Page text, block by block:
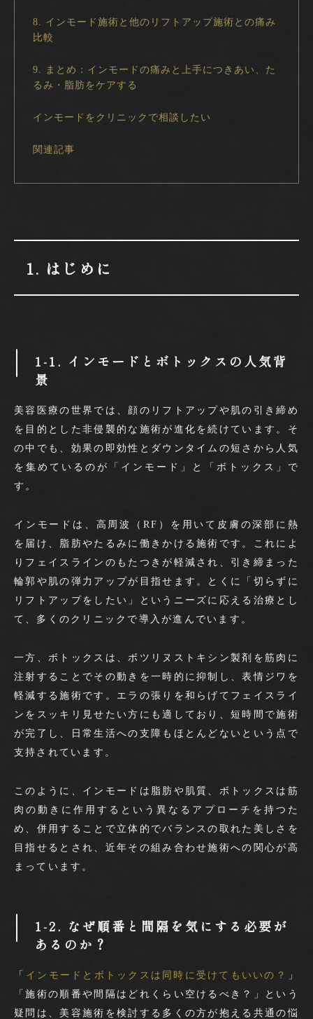
8. インモード施術と他のリフトアップ施術との痛み
比較
9. まとめ：インモードの痛みと上手につきあい、た
るみ・脂肪をケアする
インモードをクリニックで相談したい
関連記事
1. はじめに
1-1. インモードとボトックスの人気背
景
美容医療の世界では、顔のリフトアップや肌の引き締め
を目的とした非侵襲的な施術が進化を続けています。そ
の中でも、効果の即効性とダウンタイムの短さから人気
を集めているのが「インモード」と「ボトックス」で
す。
インモードは、高周波（RF）を用いて皮膚の深部に熱
を届け、脂肪やたるみに働きかける施術です。これによ
りフェイスラインのもたつきが軽減され、引き締まった
輪郭や肌の弾力アップが目指せます。とくに「切らずに
リフトアップをしたい」というニーズに応える治療とし
て、多くのクリニックで導入が進んでいます。
一方、ボトックスは、ボツリヌストキシン製剤を筋肉に
注射することでその動きを一時的に抑制し、表情ジワを
軽減する施術です。エラの張りを和らげてフェイスライ
ンをスッキリ見せたい方にも適しており、短時間で施術
が完了し、日常生活への支障もほとんどないという点で
支持されています。
このように、インモードは脂肪や肌質、ボトックスは筋
肉の動きに作用するという異なるアプローチを持つた
め、併用することで立体的でバランスの取れた美しさを
目指せるとされ、近年その組み合わせ施術への関心が高
まっています。
1-2. なぜ順番と間隔を気にする必要が
あるのか？
「 インモードとボトックスは同時に受けてもいいの？
」
「施術の順番や間隔はどれくらい空けるべき？」という
疑問は、美容施術を検討する多くの方が抱える共通の悩